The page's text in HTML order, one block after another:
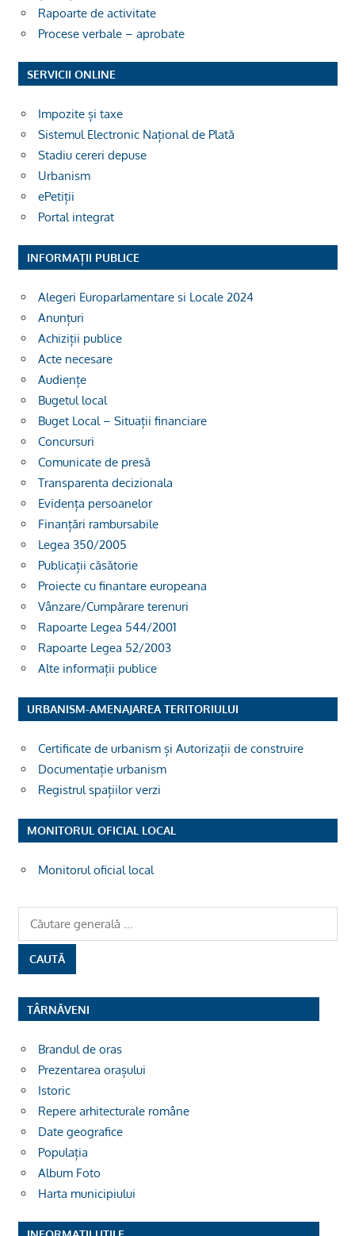
Rapoarte de activitate
Procese verbale – aprobate
SERVICII ONLINE
Impozite și taxe
Sistemul Electronic Național de Plată
Stadiu cereri depuse
Urbanism
ePetiții
Portal integrat
INFORMAȚII PUBLICE
Alegeri Europarlamentare si Locale 2024
Anunțuri
Achiziții publice
Acte necesare
Audiențe
Bugetul local
Buget Local – Situații financiare
Concursuri
Comunicate de presă
Transparenta decizionala
Evidența persoanelor
Finanțări rambursabile
Legea 350/2005
Publicații căsătorie
Proiecte cu finantare europeana
Vânzare/Cumpărare terenuri
Rapoarte Legea 544/2001
Rapoarte Legea 52/2003
Alte informații publice
URBANISM-AMENAJAREA TERITORIULUI
Certificate de urbanism și Autorizații de construire
Documentație urbanism
Registrul spațiilor verzi
MONITORUL OFICIAL LOCAL
Monitorul oficial local
TÂRNĂVENI
Brandul de oras
Prezentarea orașului
Istoric
Repere arhitecturale române
Date geografice
Populația
Album Foto
Harta municipiului